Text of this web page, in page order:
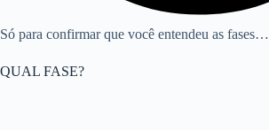
Só para confirmar que você entendeu as fases…
QUAL FASE?